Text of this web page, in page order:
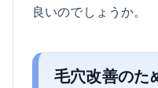
良いのでしょうか。
毛穴改善のた